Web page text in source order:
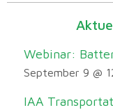
Webinar:
September 9 @
IAA